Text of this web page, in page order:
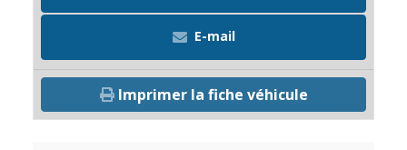
E-mail
Imprimer la fiche véhicule